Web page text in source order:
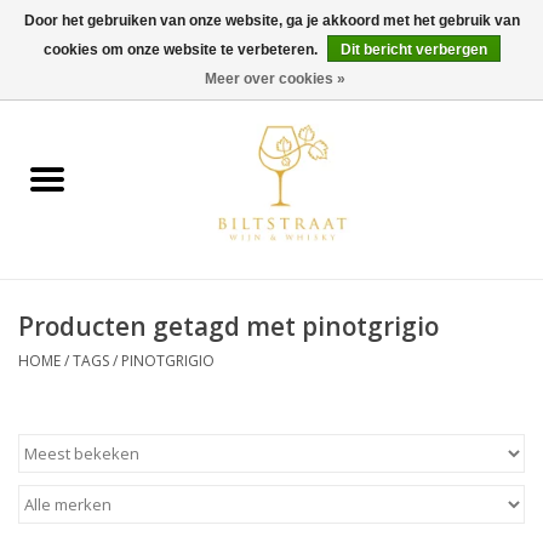
0 Artikelen - €0,00
Wijn
Gin & Tonic
Gedestilleerd
Producten getagd met pinotgrigio
HOME/TAGS/ PINOTGRIGIO
Door het gebruiken van onze website, ga je akkoord met het gebruik van
cookies om onze website te verbeteren.
Dit bericht verbergen
Meer over cookies »